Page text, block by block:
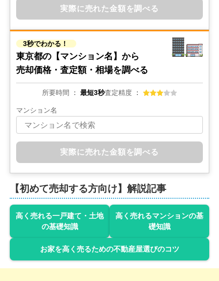
カインドステージ竹ノ塚
2,400万円
ライオンズマンション金町第3
2,200万円
東久蓮根ハイツ
階数:2階 専有面積:52㎡
実際に売れた金額を調べる
3秒でわかる！
東京都の 【マンション名】から
売却価格・査定額・相場を調べる
所要時間 最短3秒査定精度
マンション名
実際に売れた金額を調べる
【初めて売却する方向け】解説記事
高く売れる一戸建て・土地
の基礎知識
高く売れるマンションの基
礎知識
お家を高く売るための不動産屋選びのコツ